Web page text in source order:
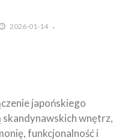
2026-01-14
japońskiego
wnętrz,
funkcjonalność i